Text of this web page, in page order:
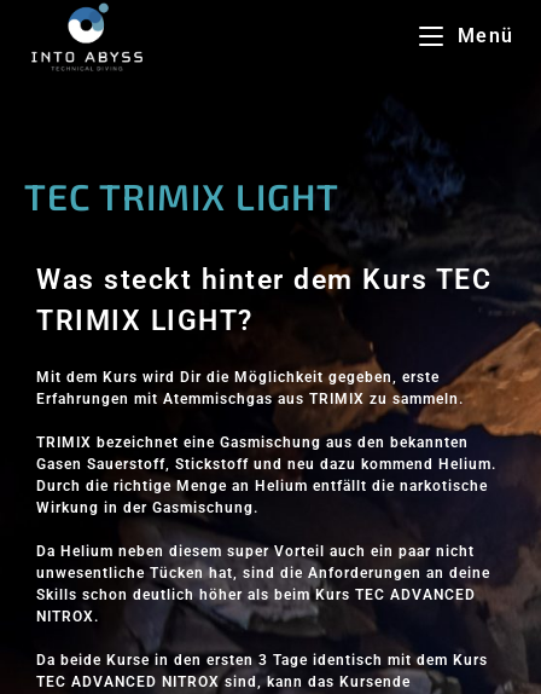
Menü
TEC TRIMIX LIGHT
Was steckt hinter dem Kurs TEC
TRIMIX LIGHT?
Mit dem Kurs wird Dir die Möglichkeit gegeben, erste
Erfahrungen mit Atemmischgas aus TRIMIX zu sammeln.
TRIMIX bezeichnet eine Gasmischung aus den bekannten
Gasen Sauerstoff, Stickstoff und neu dazu kommend Helium.
Durch die richtige Menge an Helium entfällt die narkotische
Wirkung in der Gasmischung.
Da Helium neben diesem super Vorteil auch ein paar nicht
unwesentliche Tücken hat, sind die Anforderungen an deine
Skills schon deutlich höher als beim Kurs TEC ADVANCED
NITROX.
Da beide Kurse in den ersten 3 Tage identisch mit dem Kurs
TEC ADVANCED NITROX sind, kann das Kursende